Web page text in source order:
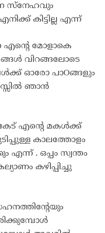
സ്നേഹവും
കിട്ടില്ല എന്ന്
എന്റെ മോളാകെ
വിറങ്ങലോടെ
ഓരോ പാOങ്ങളും
ഞാൻ
എന്റെ മകൾക്ക്
കാലത്തോളം
എന്ന് . ഒപ്പം സ്വന്തം
കഴിപ്പിച്ചു